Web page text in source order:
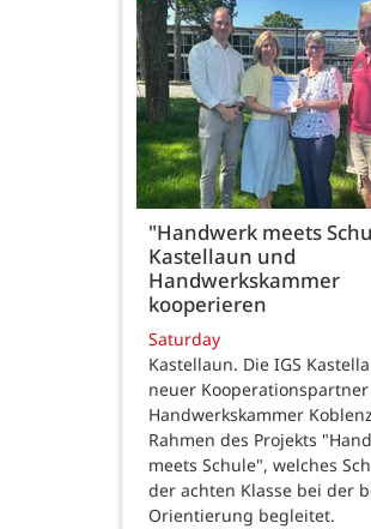
"Handwerk meets
Kastellaun und
Handwerkskammer
kooperieren
Saturday
Kastellaun. Die IGS
neuer
Handwerkskammer
Rahmen des Projekts
meets Schule", welches
der achten Klasse bei der
Orientierung begleitet.